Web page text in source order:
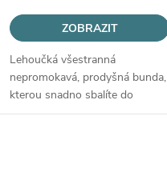
ZOBRAZIT
Lehoučká všestranná
nepromokavá, prodyšná bunda,
kterou snadno sbalíte do
malého pytlíku.